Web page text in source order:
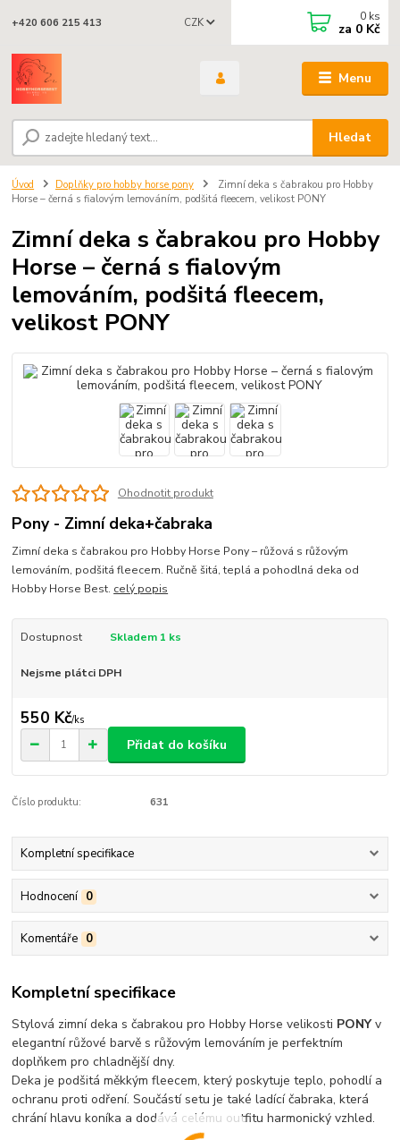
Menu
CZK
Hledat
+420 606 215 413 0 ks
za 0 Kč
Úvod Doplňky pro hobby horse pony
Zimní deka s čabrakou pro Hobby
Horse – černá s fialovým lemováním, podšitá fleecem, velikost PONY
Zimní deka s čabrakou pro Hobby
Horse – černá s fialovým
lemováním, podšitá fleecem,
velikost PONY
Ohodnotit produkt
Pony - Zimní deka+čabraka
Zimní deka s čabrakou pro Hobby Horse Pony – růžová s růžovým
lemováním, podšitá fleecem. Ručně šitá, teplá a pohodlná deka od
Hobby Horse Best. celý popis
Dostupnost Skladem 1 ks
Nejsme plátci DPH
550 Kč/ks
Přidat do košíku
Číslo produktu: 631
Kompletní specifikace
Hodnocení 0
Komentáře 0
Kompletní specifikace
Stylová zimní deka s čabrakou pro Hobby Horse velikosti PONYv
elegantní růžové barvě s růžovým lemováním je perfektním
doplňkem pro chladnější dny.
Deka je podšitá měkkým fleecem, který poskytuje teplo, pohodlí a
ochranu proti odření. Součástí setu je také ladící čabraka, která
chrání hlavu koníka a dodává celému outfitu harmonický vzhled.